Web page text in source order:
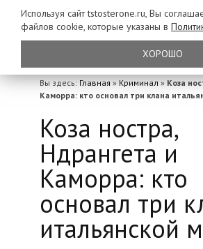
Вы здесь: Главная » Криминал » Коза
Каморра: кто основал три клана
Коза ностра,
Ндрангета и
Каморра: кто
основал три
итальянской
Используя сайт tstosterone.ru, Вы
файлов cookie, которые указаны в
ХОРОШО